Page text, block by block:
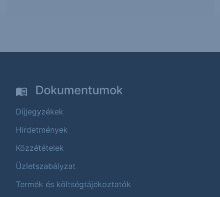
Dokumentumok
Díjjegyzékek
Hirdetmények
Közzétételek
Üzletszabályzat
Termék és költségtájékoztatók